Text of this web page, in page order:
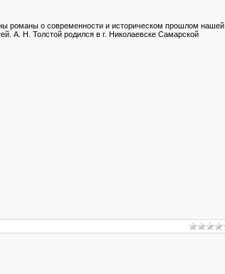
романы о современности и историческом прошлом нашей
А. Н. Толстой родился в г. Николаевске Самарской